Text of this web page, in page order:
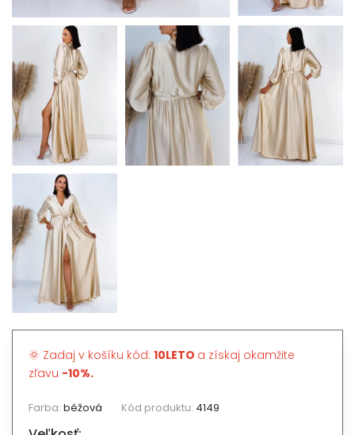
🌞 Zadaj v košíku kód: 10LETO a získaj okamžite
zľavu -10%.
Farba: béžová Kód produktu: 4149